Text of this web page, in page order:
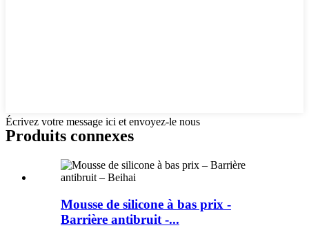
Écrivez votre message ici et envoyez-le nous
Produits connexes
Mousse de silicone à bas prix -
Barrière antibruit -...